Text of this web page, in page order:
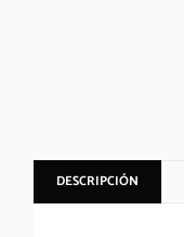
DESCRIPCIÓN